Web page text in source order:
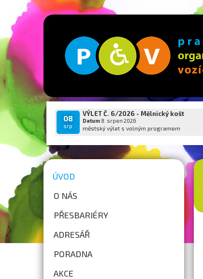
08
srp
VÝLET Č. 6/2026 - Mělnický košt
Datum8. srpen 2026
městský výlet s volným programem
ÚVOD
O NÁS
PŘESBARIÉRY
ADRESÁŘ
PORADNA
AKCE